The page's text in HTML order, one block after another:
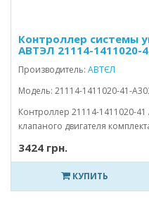
Контроллер системы
АВТЭЛ 21114-1411020-
Производитель: АВТЄЛ
Модель: 21114-1411020-41-
Контроллер 21114-1411020-
клапаного двигателя
3424 грн.
КУПИТЬ